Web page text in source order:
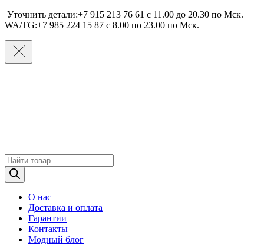
Уточнить детали:+7 915 213 76 61 c 11.00 до 20.30 по Мcк.
WA/TG:+7 985 224 15 87 c 8.00 по 23.00 по Мcк.
Поиск
товаров
О нас
Доставка и оплата
Гарантии
Контакты
Модный блог